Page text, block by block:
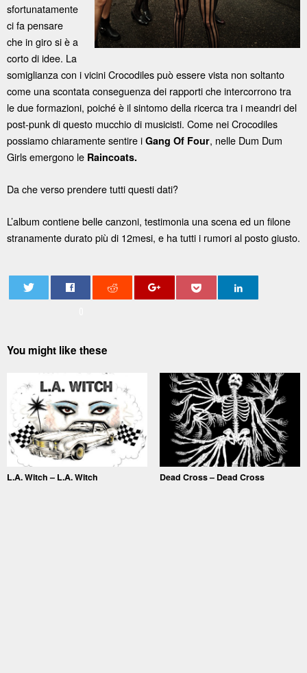
sfortunatamente
ci fa pensare
che in giro si è a
corto di idee. La
somiglianza con i vicini Crocodiles può essere vista non soltanto
come una scontata conseguenza dei rapporti che intercorrono tra
le due formazioni, poiché è il sintomo della ricerca tra i meandri del
post-punk di questo mucchio di musicisti. Come nei Crocodiles
possiamo chiaramente sentire i Gang Of Four, nelle Dum Dum
Girls emergono le Raincoats.
Da che verso prendere tutti questi dati?
L’album contiene belle canzoni, testimonia una scena ed un filone
stranamente durato più di 12mesi, e ha tutti i rumori al posto giusto.
You might like these
L.A. Witch – L.A. Witch Dead Cross – Dead Cross